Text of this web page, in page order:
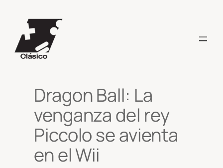
contenido
Dragon Ball: La
venganza del rey
Piccolo se avienta
en el Wii